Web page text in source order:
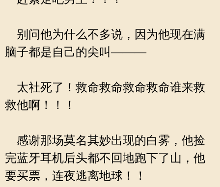
别问他为什么不多说，因为他现在满
脑子都是自己的尖叫———
太社死了！救命救命救命救命谁来救
救他啊！！！
感谢那场莫名其妙出现的白雾，他捡
完蓝牙耳机后头都不回地跑下了山，他
要买票，连夜逃离地球！！